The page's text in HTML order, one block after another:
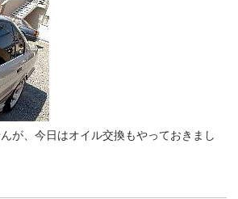
が、今日はオイル交換もやっておきまし